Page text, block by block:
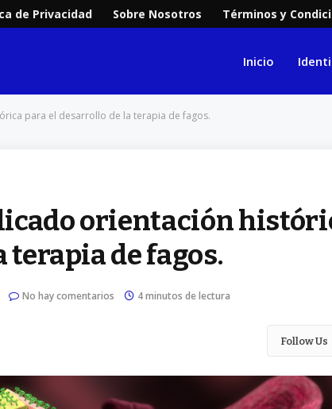
de Privacidad Sobre Nosotros Términos y
Inicio
para el desarrollo de la terapia de fagos.
orientación
de fagos.
No hay comentarios 4 minutos de lectura
Follow Us